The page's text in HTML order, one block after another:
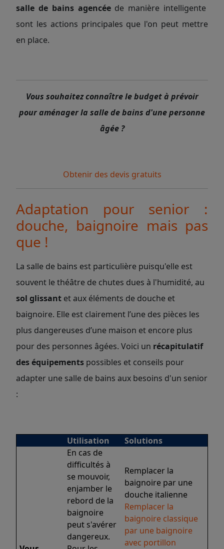
salle de bains agencéede manière intelligente
sont les actions principales que l'on peut mettre
en place.
Vous souhaitez connaître le budget à prévoir
pour aménager la salle de bains d'une personne
âgée ?
Obtenir des devis gratuits
Adaptation pour senior :
douche, baignoire mais pas
que !
La salle de bains est particulière puisqu'elle est
souvent le théâtre de chutes dues à l'humidité, au
sol glissant et aux éléments de douche et
baignoire. Elle est clairement l’une des pièces les
plus dangereuses d’une maison et encore plus
pour des personnes âgées. Voici un récapitulatif
des équipements possibles et conseils pour
adapter une salle de bains aux besoins d'un senior
:
Utilisation Solutions
En cas de
difficultés à
se mouvoir,
enjamber le
rebord de la
baignoire
peut s'avérer
dangereux.
Remplacer la
baignoire par une
douche italienne
Remplacer la
baignoire classique
par une baignoire
avec portillon